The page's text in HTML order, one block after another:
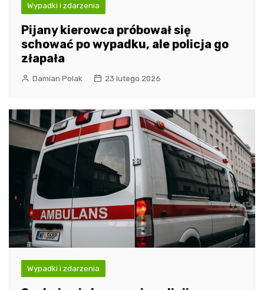
Wypadki i zdarzenia
Pijany kierowca próbował się
schować po wypadku, ale policja go
złapała
Damian Polak 23 lutego 2026
Wypadki i zdarzenia